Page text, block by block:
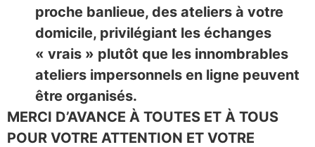
proche banlieue, des ateliers à votre
domicile, privilégiant les échanges
« vrais » plutôt que les innombrables
ateliers impersonnels en ligne peuvent
être organisés.
MERCI D’AVANCE À TOUTES ET À TOUS
POUR VOTRE ATTENTION ET VOTRE